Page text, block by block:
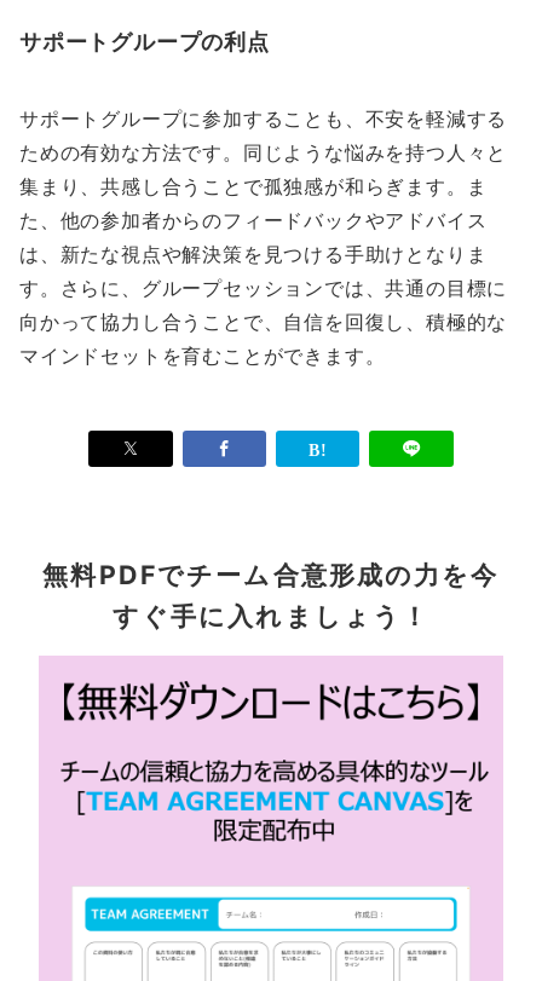
サポートグループの利点
サポートグループに参加することも、不安を軽減する
ための有効な方法です。同じような悩みを持つ人々と
集まり、共感し合うことで孤独感が和らぎます。ま
た、他の参加者からのフィードバックやアドバイス
は、新たな視点や解決策を見つける手助けとなりま
す。さらに、グループセッションでは、共通の目標に
向かって協力し合うことで、自信を回復し、積極的な
マインドセットを育むことができます。
無料PDFでチーム合意形成の力を今
すぐ手に入れましょう！